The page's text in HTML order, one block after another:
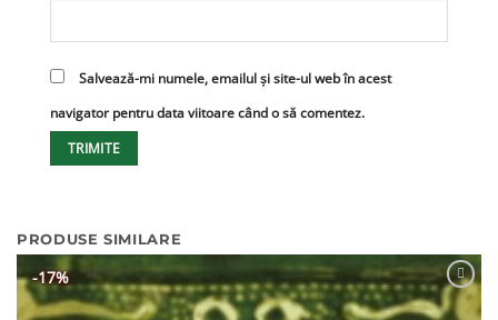
Salvează-mi numele, emailul și site-ul web în acest
navigator pentru data viitoare când o să comentez.
PRODUSE SIMILARE
-17%
Adaugă
Favorit